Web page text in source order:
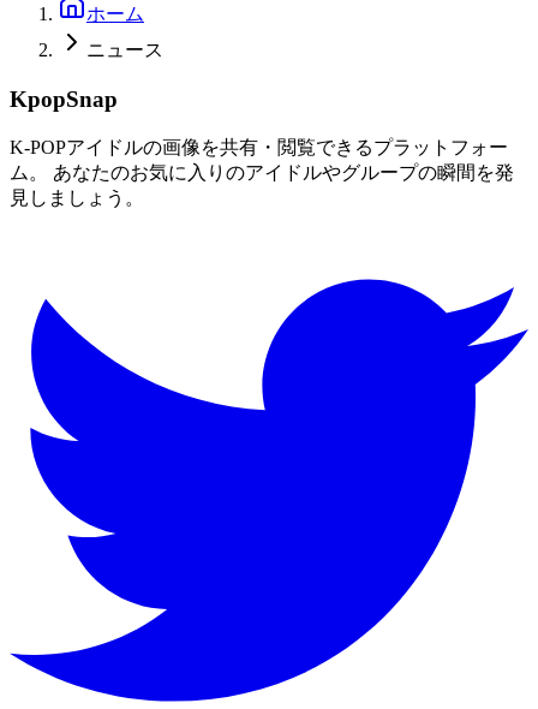
ホーム
ニュース
KpopSnap
K-POPアイドルの画像を共有・閲覧できるプラットフォー
ム。 あなたのお気に入りのアイドルやグループの瞬間を発
見しましょう。